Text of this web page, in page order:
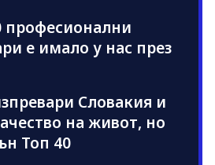
професионални
е имало у нас през
Словакия и
на живот, но
Топ 40